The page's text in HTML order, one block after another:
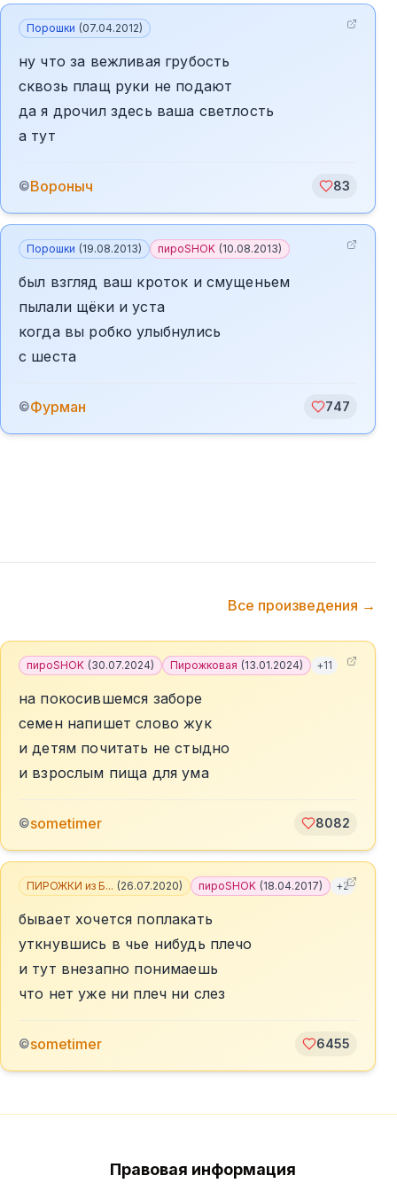
Порошки (07.04.2012)
ну что за вежливая грубость
сквозь плащ руки не подают
да я дрочил здесь ваша светлость
а тут
©Вороныч 83
Порошки (19.08.2013) пироSHOK (10.08.2013)
был взгляд ваш кроток и смущеньем
пылали щёки и уста
когда вы робко улыбнулись
с шеста
©Фурман 747
Все произведения →
пироSHOK (30.07.2024) Пирожковая (13.01.2024) +11
на покосившемся заборе
семен напишет слово жук
и детям почитать не стыдно
и взрослым пища для ума
©sometimer 8082
ПИРОЖКИ из Б... (26.07.2020) пироSHOK (18.04.2017) +2
бывает хочется поплакать
уткнувшись в чье нибудь плечо
и тут внезапно понимаешь
что нет уже ни плеч ни слез
©sometimer 6455
Правовая информация